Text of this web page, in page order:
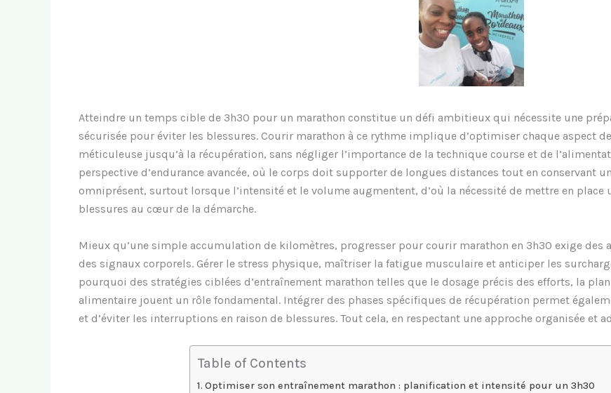
Atteindre un temps cible de 3h30 pour un marathon constitue un défi ambitieux qui nécessite une
sécurisée pour éviter les blessures. Courir marathon à ce rythme implique d’optimiser chaque aspect
méticuleuse jusqu’à la récupération, sans négliger l’importance de la technique course et de
perspective d’endurance avancée, où le corps doit supporter de longues distances tout en conservant
omniprésent, surtout lorsque l’intensité et le volume augmentent, d’où la nécessité de mettre en
blessures au cœur de la démarche.
Mieux qu’une simple accumulation de kilomètres, progresser pour courir marathon en 3h30 exige des
des signaux corporels. Gérer le stress physique, maîtriser la fatigue musculaire et anticiper les
pourquoi des stratégies ciblées d’entraînement marathon telles que le dosage précis des efforts, la
alimentaire jouent un rôle fondamental. Intégrer des phases spécifiques de récupération permet
et d’éviter les interruptions en raison de blessures. Tout cela, en respectant une approche organisée et
Table of Contents
Optimiser son entraînement marathon : planification et intensité pour un 3h30